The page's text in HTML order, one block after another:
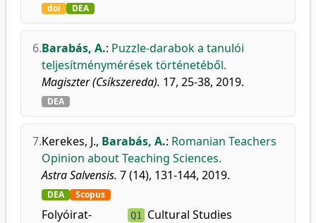
doi DEA
6.Barabás, A.: Puzzle-darabok a tanulói
teljesítménymérések történetéből.
Magiszter (Csíkszereda). 17, 25-38, 2019.
DEA
7.Kerekes, J., Barabás, A.: Romanian Teachers
Opinion about Teaching Sciences.
Astra Salvensis. 7 (14), 131-144, 2019.
DEA Scopus
Folyóirat-
Q1 Cultural Studies